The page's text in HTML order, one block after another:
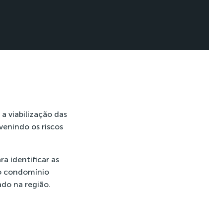
viabilização das
os riscos
identificar as
condomínio
na região.